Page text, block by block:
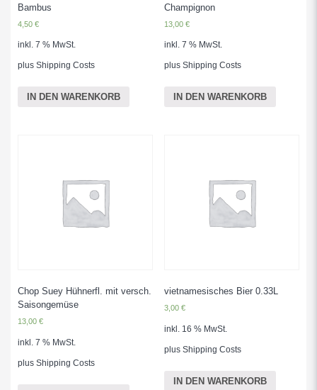
Bambus
4,50 €
inkl. 7 % MwSt.
plus Shipping Costs
IN DEN WARENKORB
Champignon
13,00 €
inkl. 7 % MwSt.
plus Shipping Costs
IN DEN WARENKORB
Chop Suey Hühnerfl. mit versch.
Saisongemüse
13,00 €
inkl. 7 % MwSt.
plus Shipping Costs
vietnamesisches Bier 0.33L
3,00 €
inkl. 16 % MwSt.
plus Shipping Costs
IN DEN WARENKORB